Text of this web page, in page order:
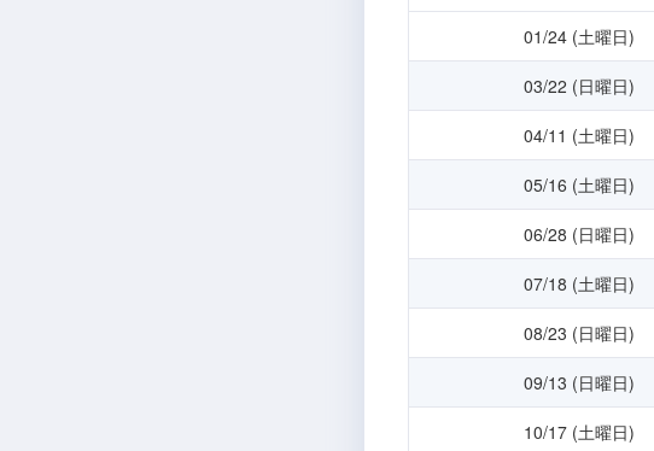
01/24 (土曜日)
03/22 (日曜日)
04/11 (土曜日)
05/16 (土曜日)
06/28 (日曜日)
07/18 (土曜日)
08/23 (日曜日)
09/13 (日曜日)
10/17 (土曜日)